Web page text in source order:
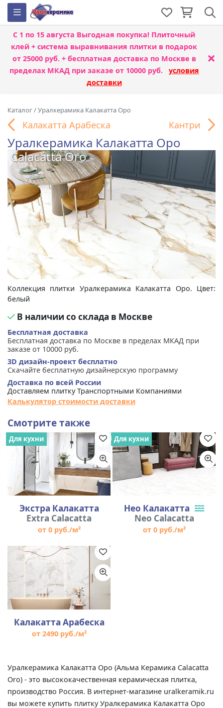
С 1 по 15 августа Выгодная покупка! Плиточный
клей + система выравнивания плитки в подарок
от 25000 руб. + бесплатная доставка по Москве в
пределах МКАД при заказе от 10000 руб. условия
доставки
×
Каталог/Уралкерамика Калакатта Оро
Калакатта Арабеска Кантри
Уралкерамика Калакатта Оро
Calacatta Oro
Коллекция плитки Уралкерамика Калакатта Оро. Цвет:
белый
В наличии со склада в Москве
Бесплатная доставка
Бесплатная доставка по Москве в пределах МКАД при
заказе от 10000 руб.
3D дизайн-проект бесплатно
Скачайте бесплатную дизайнерскую программу
Доставка по всей России
Доставляем плитку Транспортными Компаниями
Калькулятор стоимости доставки
Смотрите также
Экстра Калакатта
Extra Calacatta
от 0 руб./м²
Для кухни
Нео Калакатта
Neo Calacatta
от 0 руб./м²
Для кухни
Калакатта Арабеска
от 2490 руб./м²
Уралкерамика Калакатта Оро (Альма Керамика Calacatta
Oro) - это высококачественная керамическая плитка,
производство Россия. В интернет-магазине uralkeramik.ru
вы можете купить плитку Уралкерамика Калакатта Оро